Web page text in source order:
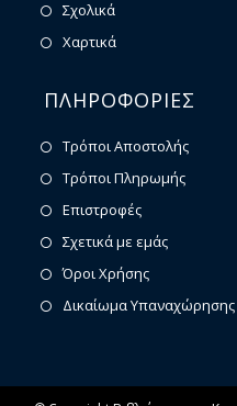
Σχολικά
Χαρτικά
ΠΛΗΡΟΦΟΡΙΕΣ
Τρόποι Αποστολής
Τρόποι Πληρωμής
Επιστροφές
Σχετικά με εμάς
Όροι Χρήσης
Δικαίωμα Υπαναχώρησης